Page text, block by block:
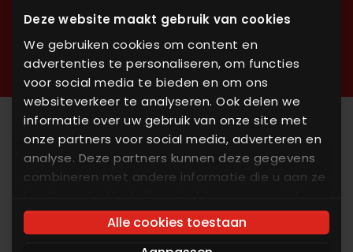
Deze website maakt gebruik van cookies
We gebruiken cookies om content en
advertenties te personaliseren, om functies
voor social media te bieden en om ons
websiteverkeer te analyseren. Ook delen we
informatie over uw gebruik van onze site met
onze partners voor social media, adverteren en
analyse. Deze partners kunnen deze gegevens
combineren met andere informatie die u aan ze
basis van uw gebruik van hun services. U gaat
akkoord met onze cookies als u onze website
Alle cookies toestaan
sectoren
Lokale partners voor een
snellere levering
Bespaar kostbare tijd